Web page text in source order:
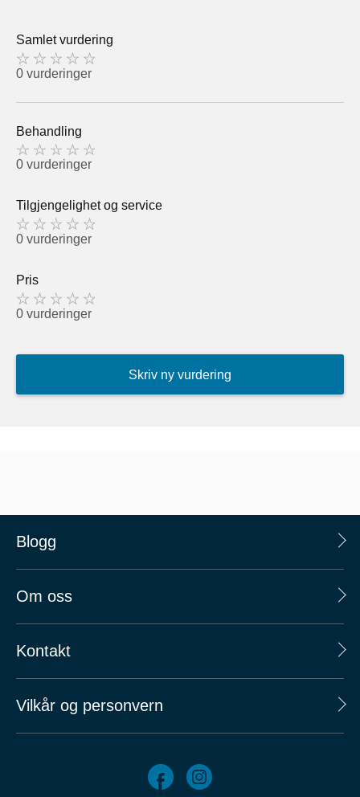
Samlet vurdering
0 vurderinger
Behandling
0 vurderinger
Tilgjengelighet og service
0 vurderinger
Pris
0 vurderinger
Skriv ny vurdering
Blogg
Om oss
Kontakt
Vilkår og personvern